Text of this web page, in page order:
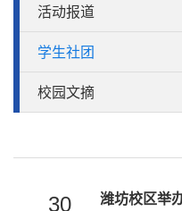
活动报道
学生社团
校园文摘
30 潍坊校区举